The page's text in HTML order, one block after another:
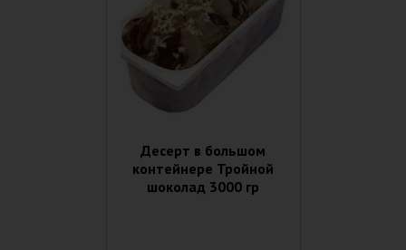
Десерт в большом
контейнере Тройной
шоколад 3000 гр